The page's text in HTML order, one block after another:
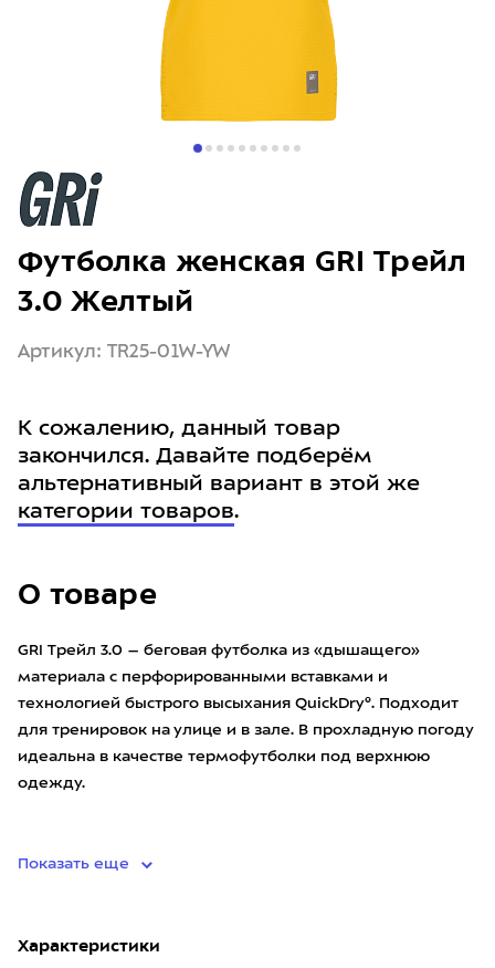
О товаре
GRI Трейл 3.0 – беговая футболка из «дышащего»
материала с перфорированными вставками и
технологией быстрого высыхания QuickDry®. Подходит
для тренировок на улице и в зале. В прохладную погоду
идеальна в качестве термофутболки под верхнюю
одежду.
Показать еще
Характеристики
Футболка женская GRI Трейл
3.0 Желтый
Артикул: TR25-01W-YW
К сожалению, данный товар
закончился. Давайте подберём
альтернативный вариант в этой же
категории товаров.